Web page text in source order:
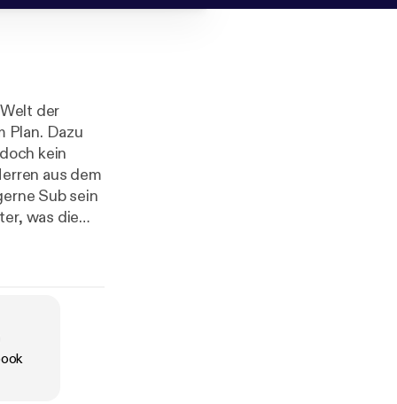
der
Plan. Dazu
kein
aus dem
Sub sein
was die
alles schreit